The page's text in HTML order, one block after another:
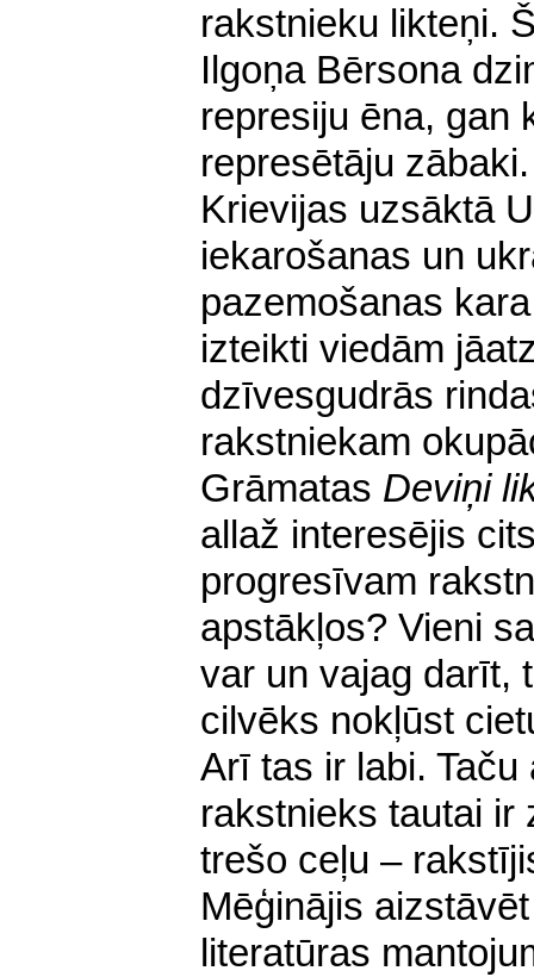
rakstnieku likteņi.
Ilgoņa Bērsona
represiju ēna, gan
represētāju
Krievijas uzsāktā
iekarošanas un
pazemošanas
izteikti viedām
dzīvesgudrās
rakstniekam
Grāmatas Deviņi
allaž interesējis
progresīvam
apstākļos? Vieni
var un vajag darīt,
cilvēks nokļūst
Arī tas ir labi.
rakstnieks tautai ir
trešo ceļu –
Mēģinājis
literatūras